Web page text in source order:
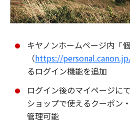
キヤノンホームページ内「
（https://
るログイン機能を追加
ログイン後のマイページに
ショップで使えるクーポン
管理可能